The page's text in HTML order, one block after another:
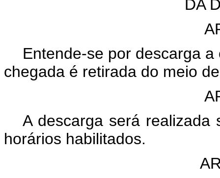
DA
Entende-se por descarga
chegada é retirada do meio
A descarga será realizada
horários habilitados.